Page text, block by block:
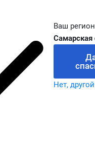
Ваш
Самарская
Нет, другой